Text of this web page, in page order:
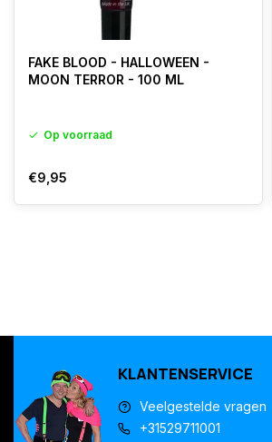
FAKE BLOOD - HALLOWEEN -
MOON TERROR - 100 ML
Op voorraad
€9,95
KLANTENSERVICE
Veelgestelde vragen
+31529711001